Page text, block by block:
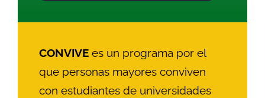
CONVIVE es un programa por el
que personas mayores conviven
con estudiantes de universidades